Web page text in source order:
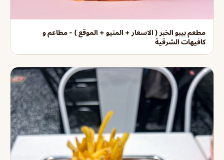
مطعم بيبو الخبر ( الاسعار + المنيو + الموقع ) - مطاعم و
كافيهات الشرقية